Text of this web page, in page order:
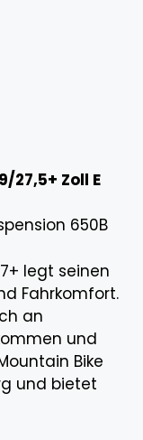
27,5+ Zoll E
650B
legt seinen
Fahrkomfort.
an
und
Bike
und bietet